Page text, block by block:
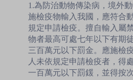
1.為防治動物傳染病，境外
施檢疫物輸入我國，應符合
規定申請檢疫。擅自輸入屬
物者最高可處七年以下有期
三百萬元以下罰金。應施檢
人未依規定申請檢疫者，得
一百萬元以下罰鍰，並得按次